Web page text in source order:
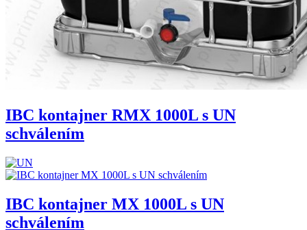
IBC kontajner RMX 1000L s UN
schválením
IBC kontajner MX 1000L s UN
schválením